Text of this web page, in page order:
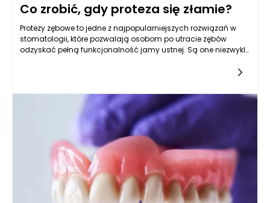
Co zrobić, gdy proteza się złamie?
Protezy zębowe to jedne z najpopularniejszych rozwiązań w
stomatologii, które pozwalają osobom po utracie zębów
odzyskać pełną funkcjonalność jamy ustnej. Są one niezwykle
czy uśmiechania się. Jednak, jak każde urządzenie medyczne,
problemem jest ich złamanie. Warto wiedzieć, co należy zrobić
w przypadku takiej sytuacji, aby zminimalizować skutki
uszkodzenia i jak najszybciej wrócić do komfortowego